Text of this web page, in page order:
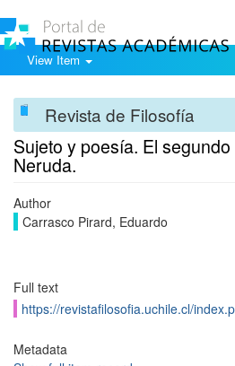
View Item
Revista de Filosofía
Sujeto y poesía. El
Neruda.
Author
Carrasco Pirard, Eduardo
Full text
https://revistafilosofia.uchile.cl/
Metadata